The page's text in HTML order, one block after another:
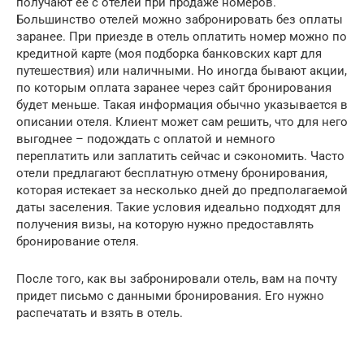
Большинство отелей можно забронировать без оплаты
заранее. При приезде в отель оплатить номер можно по
кредитной карте (моя подборка банковских карт для
путешествия) или наличными. Но иногда бывают акции,
по которым оплата заранее через сайт бронирования
будет меньше. Такая информация обычно указывается в
описании отеля. Клиент может сам решить, что для него
выгоднее – подождать с оплатой и немного
переплатить или заплатить сейчас и сэкономить. Часто
отели предлагают бесплатную отмену бронирования,
которая истекает за несколько дней до предполагаемой
даты заселения. Такие условия идеально подходят для
получения визы, на которую нужно предоставлять
бронирование отеля.
После того, как вы забронировали отель, вам на почту
придет письмо с данными бронирования. Его нужно
распечатать и взять в отель.